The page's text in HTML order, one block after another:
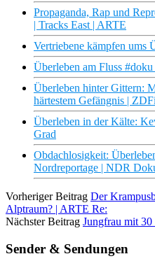
Propaganda, Rap und
| Tracks East | ARTE
Vertriebene kämpfen ums
Überleben am Fluss
Überleben hinter Gittern:
härtestem Gefängnis |
Überleben in der Kälte:
Grad
Obdachlosigkeit:
Nordreportage | NDR
Vorheriger Beitrag Der
Alptraum? | ARTE Re:
Nächster Beitrag Jungfrau mit
Sender & Sendungen